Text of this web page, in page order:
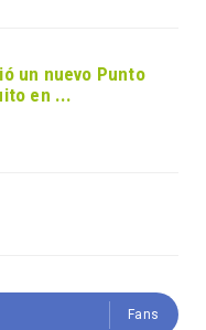
un nuevo Punto
en ...
Fans